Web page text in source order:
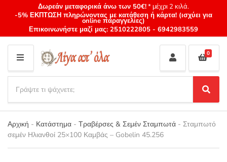
Δωρεάν μεταφορικά άνω των 50€!* μέχρι 2 κιλά.
-5% ΕΚΠΤΩΣΗ πληρώνοντας με κατάθεση ή κάρτα! (ισχύει για
online παραγγελίες)
Επικοινωνήστε μαζί μας: 2510222805 - 6942983559
M
E
N
U
Category
name
a
r
c
h
p
S
e
a
r
0
Αρχική - Κατάστημα - Τραβέρσες & Σεμέν Σταμπωτά - Σταμπωτό
σεμέν Ηλιανθοί 25×100 Καμβάς – Gobelin 45.256